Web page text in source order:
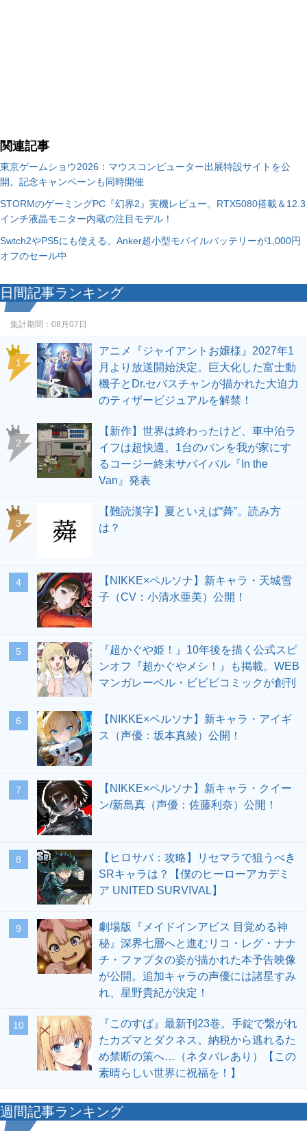
関連記事
東京ゲームショウ2026：マウスコンピューター出展特設サイトを公
開。記念キャンペーンも同時開催
STORMのゲーミングPC『幻界2』実機レビュー。RTX5080搭載＆12.3
インチ液晶モニター内蔵の注目モデル！
Swtch2やPS5にも使える。Anker超小型モバイルバッテリーが1,000円
オフのセール中
日間記事ランキング
集計期間： 08月07日
1
アニメ『ジャイアントお嬢様』2027年1
月より放送開始決定。巨大化した富士動
機子とDr.セバスチャンが描かれた大迫力
のティザービジュアルを解禁！
2
【新作】世界は終わったけど、車中泊ラ
イフは超快適。1台のバンを我が家にす
るコージー終末サバイバル『In the
Van』発表
3
【難読漢字】夏といえば“蕣”。読み方
は？
4
【NIKKE×ペルソナ】新キャラ・天城雪
子（CV：小清水亜美）公開！
5
『超かぐや姫！』10年後を描く公式スピ
ンオフ『超かぐやメシ！』も掲載。WEB
マンガレーベル・ビビビコミックが創刊
6
【NIKKE×ペルソナ】新キャラ・アイギ
ス（声優：坂本真綾）公開！
7
【NIKKE×ペルソナ】新キャラ・クイー
ン/新島真（声優：佐藤利奈）公開！
8
【ヒロサバ：攻略】リセマラで狙うべき
SRキャラは？【僕のヒーローアカデミ
ア UNITED SURVIVAL】
9
劇場版『メイドインアビス 目覚める神
秘』深界七層へと進むリコ・レグ・ナナ
チ・ファプタの姿が描かれた本予告映像
が公開。追加キャラの声優には諸星すみ
れ、星野貴紀が決定！
10
『このすば』最新刊23巻。手錠で繋がれ
たカズマとダクネス。納税から逃れるた
め禁断の策へ…（ネタバレあり）【この
素晴らしい世界に祝福を！】
週間記事ランキング